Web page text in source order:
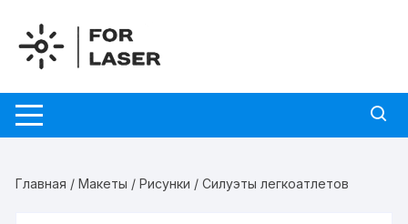
содержимому
Главная /Макеты /Рисунки / Силуэты легкоатлетов